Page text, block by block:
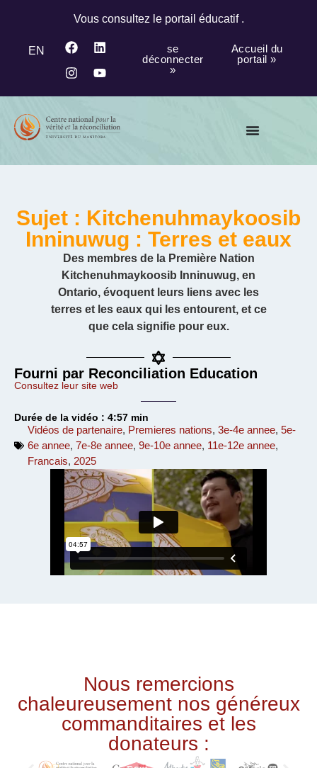
Vous consultez le portail éducatif .
EN
se
déconnecter
»
Accueil du
portail »
Sujet : Kitchenuhmaykoosib
Inninuwug : Terres et eaux
Des membres de la Première Nation
Kitchenuhmaykoosib Inninuwug, en
Ontario, évoquent leurs liens avec les
terres et les eaux qui les entourent, et ce
que cela signifie pour eux.
Fourni par Reconciliation Education
Consultez leur site web
Durée de la vidéo : 4:57 min
Vidéos de partenaire, Premieres nations, 3e-4e annee, 5e-
6e annee, 7e-8e annee, 9e-10e annee, 11e-12e annee,
Francais, 2025
Nous remercions
chaleureusement nos généreux
commanditaires et les
donateurs :